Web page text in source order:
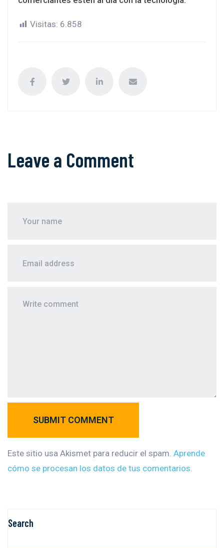
Visitas: 6.858
Leave a Comment
SUBMIT COMMENT
Este sitio usa Akismet para reducir el spam. Aprende
cómo se procesan los datos de tus comentarios.
Search